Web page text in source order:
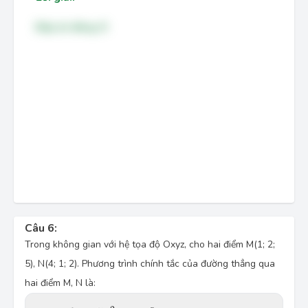
Câu 6:
Trong không gian với hệ tọa độ Oxyz, cho hai điểm M(1; 2;
5), N(4; 1; 2). Phương trình chính tắc của đường thẳng qua
hai điểm M, N là: